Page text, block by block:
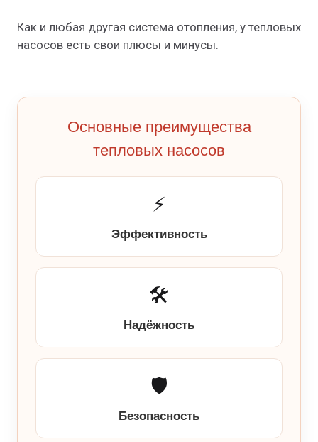
Как и любая другая система отопления, у тепловых
насосов есть свои плюсы и минусы.
Основные преимущества
тепловых насосов
⚡
Эффективность
🛠️
Надёжность
🛡️
Безопасность